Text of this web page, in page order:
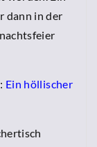
dann in der
Ein höllischer